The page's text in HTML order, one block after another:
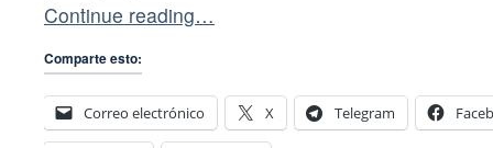
Continue reading…
Comparte esto:
Correo electrónico X Telegram